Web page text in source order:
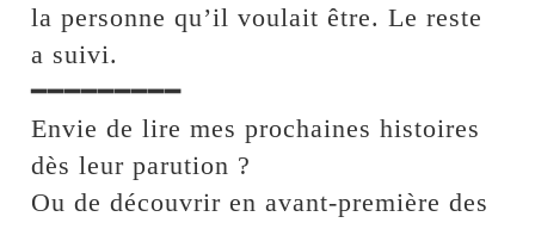
la personne qu’il voulait être. Le reste
a suivi.
━━━━━━━━━
Envie de lire mes prochaines histoires
dès leur parution ?
Ou de découvrir en avant-première des